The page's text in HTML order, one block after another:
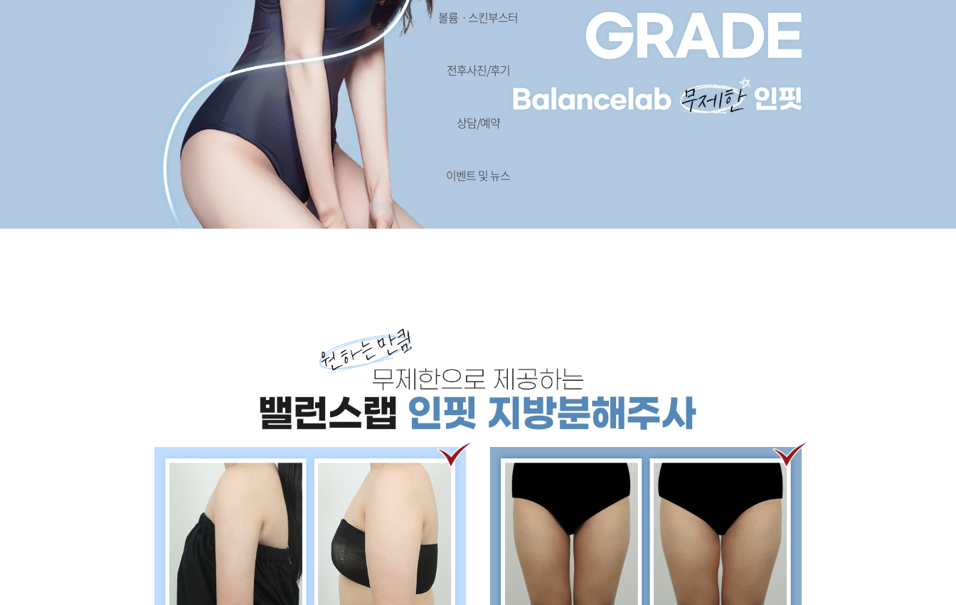
볼륨ㆍ스킨부스터
전후사진/후기
상담/예약
이벤트 및 뉴스